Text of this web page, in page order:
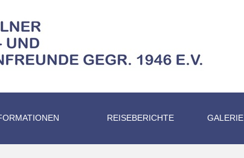
REISEBERICHTE GALERIE